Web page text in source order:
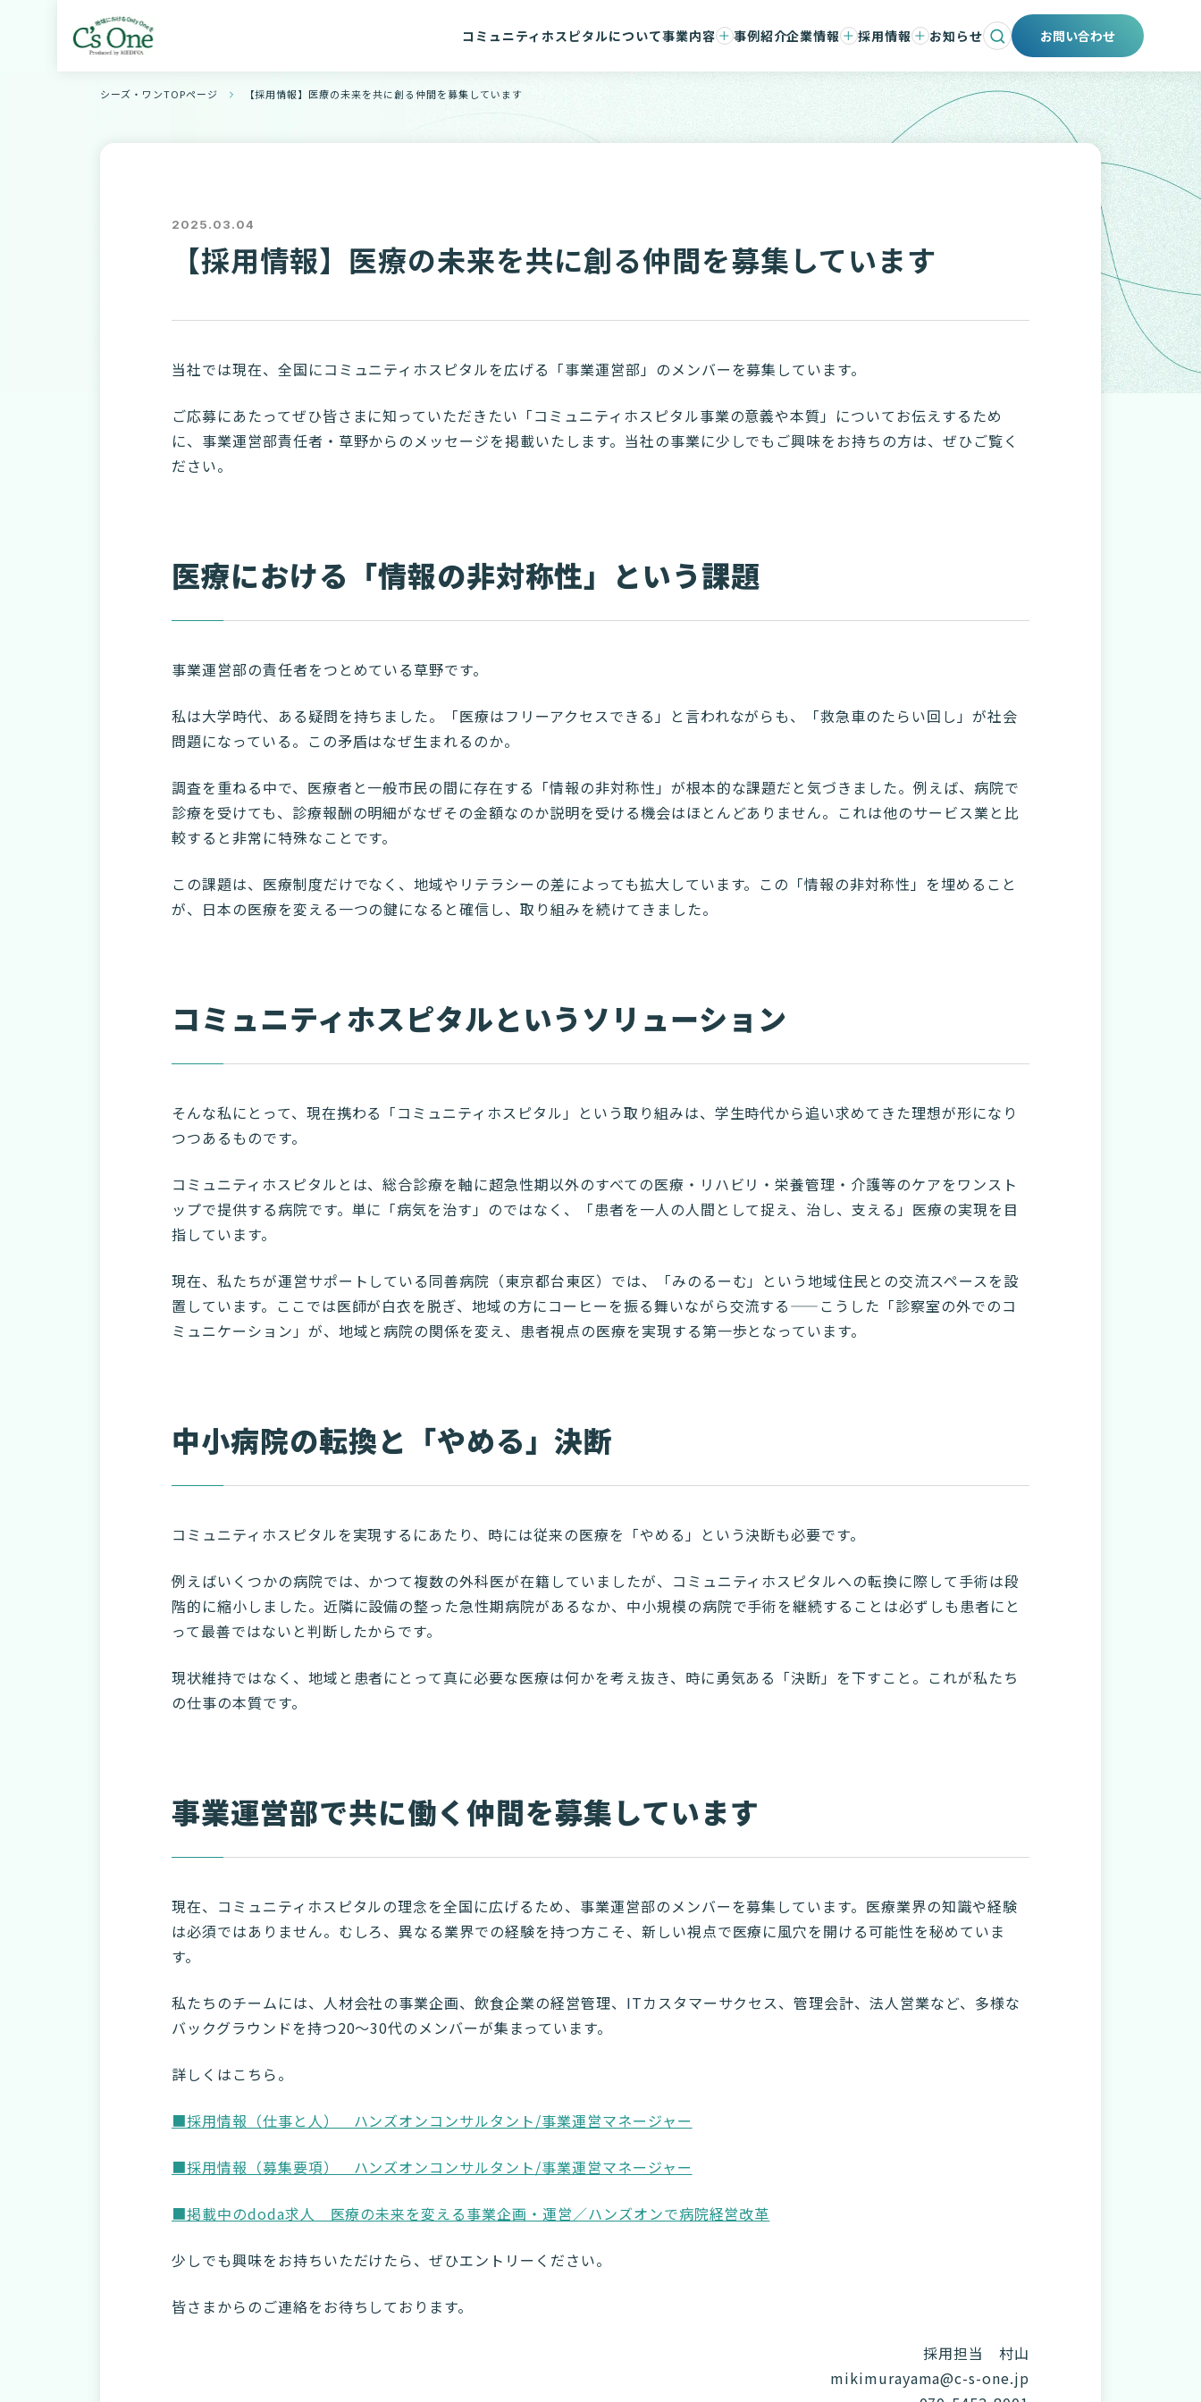
コミュニティホスピタルについて事業内容
事業承継支援
コンサルティング/ハンズオン支援
事例紹介企業情報
会社概要
マネジメントメッセージ
コンサルタント紹介
採用情報
会社と事業
職場環境と制度
募集要項
お知らせ お問い合わせ
シーズ・ワンTOPページ 【採用情報】医療の未来を共に創る仲間を募集しています
2025.03.04
【採用情報】医療の未来を共に創る仲間を募集しています
当社では現在、全国にコミュニティホスピタルを広げる「事業運営部」のメンバーを募集しています。
ご応募にあたってぜひ皆さまに知っていただきたい「コミュニティホスピタル事業の意義や本質」についてお伝えするため
に、事業運営部責任者・草野からのメッセージを掲載いたします。当社の事業に少しでもご興味をお持ちの方は、ぜひご覧く
ださい。
医療における「情報の非対称性」という課題
事業運営部の責任者をつとめている草野です。
私は大学時代、ある疑問を持ちました。「医療はフリーアクセスできる」と言われながらも、「救急車のたらい回し」が社会
問題になっている。この矛盾はなぜ生まれるのか。
調査を重ねる中で、医療者と一般市民の間に存在する「情報の非対称性」が根本的な課題だと気づきました。例えば、病院で
診療を受けても、診療報酬の明細がなぜその金額なのか説明を受ける機会はほとんどありません。これは他のサービス業と比
較すると非常に特殊なことです。
この課題は、医療制度だけでなく、地域やリテラシーの差によっても拡大しています。この「情報の非対称性」を埋めること
が、日本の医療を変える一つの鍵になると確信し、取り組みを続けてきました。
コミュニティホスピタルというソリューション
そんな私にとって、現在携わる「コミュニティホスピタル」という取り組みは、学生時代から追い求めてきた理想が形になり
つつあるものです。
コミュニティホスピタルとは、総合診療を軸に超急性期以外のすべての医療・リハビリ・栄養管理・介護等のケアをワンスト
ップで提供する病院です。単に「病気を治す」のではなく、「患者を一人の人間として捉え、治し、支える」医療の実現を目
指しています。
現在、私たちが運営サポートしている同善病院（東京都台東区）では、「みのるーむ」という地域住民との交流スペースを設
置しています。ここでは医師が白衣を脱ぎ、地域の方にコーヒーを振る舞いながら交流する——こうした「診察室の外でのコ
ミュニケーション」が、地域と病院の関係を変え、患者視点の医療を実現する第一歩となっています。
中小病院の転換と「やめる」決断
コミュニティホスピタルを実現するにあたり、時には従来の医療を「やめる」という決断も必要です。
例えばいくつかの病院では、かつて複数の外科医が在籍していましたが、コミュニティホスピタルへの転換に際して手術は段
階的に縮小しました。近隣に設備の整った急性期病院があるなか、中小規模の病院で手術を継続することは必ずしも患者にと
って最善ではないと判断したからです。
現状維持ではなく、地域と患者にとって真に必要な医療は何かを考え抜き、時に勇気ある「決断」を下すこと。これが私たち
の仕事の本質です。
事業運営部で共に働く仲間を募集しています
現在、コミュニティホスピタルの理念を全国に広げるため、事業運営部のメンバーを募集しています。医療業界の知識や経験
は必須ではありません。むしろ、異なる業界での経験を持つ方こそ、新しい視点で医療に風穴を開ける可能性を秘めていま
す。
私たちのチームには、人材会社の事業企画、飲食企業の経営管理、ITカスタマーサクセス、管理会計、法人営業など、多様な
バックグラウンドを持つ20～30代のメンバーが集まっています。
詳しくはこちら。
■採用情報（仕事と人） ハンズオンコンサルタント/事業運営マネージャー
■採用情報（募集要項） ハンズオンコンサルタント/事業運営マネージャー
■掲載中のdoda求人 医療の未来を変える事業企画・運営／ハンズオンで病院経営改革
少しでも興味をお持ちいただけたら、ぜひエントリーください。
皆さまからのご連絡をお待ちしております。
採用担当 村山
mikimurayama@c-s-one.jp